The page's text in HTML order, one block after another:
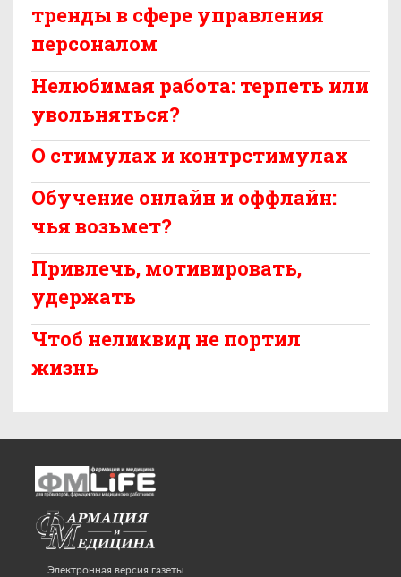
тренды в сфере управления
персоналом
Нелюбимая работа: терпеть или
увольняться?
О стимулах и контрстимулах
Обучение онлайн и оффлайн:
чья возьмет?
Привлечь, мотивировать,
удержать
Чтоб неликвид не портил
жизнь